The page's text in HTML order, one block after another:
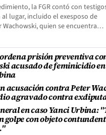
la FGR contó con
lugar, incluido el exesposo de
Wachowski, quien se encuentra…
prisión preventiva
acusado de feminicidio
acusación contra Peter
agravado contra
en caso Yanci Urbina:
golpe con objeto